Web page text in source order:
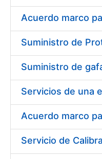
Show/Hide